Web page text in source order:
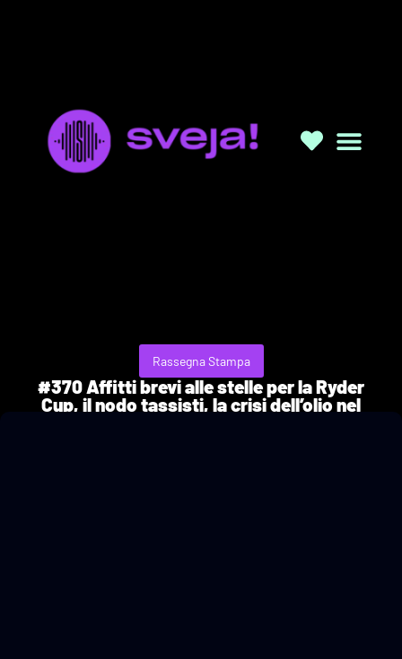
Rassegna Stampa
#370 Affitti brevi alle stelle per la Ryder
Cup, il nodo tassisti, la crisi dell’olio nel